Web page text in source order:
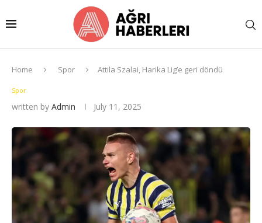
Home Spor Attila Szalai, Harika Lig’e geri döndü
Spor
written by Admin July 11, 2025